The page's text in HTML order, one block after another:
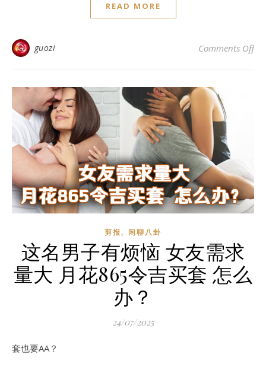
READ MORE
guozi Comments Offon
剪报, 闲聊八卦
这名男子有烦恼 女友需求
量大 月花865令吉买套 怎么
办？
24/07/2025
套也要AA？